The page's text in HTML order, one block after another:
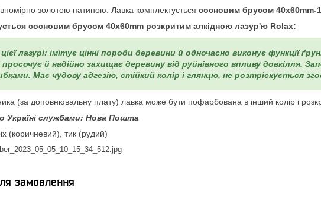
золотою патиною. Лавка комплектується сосновим брусом 40х60mm-
сосновим брусом 40х60mm розкритим алкідною лазур'ю Rolax:
лазурі: імітує цінні породи деревини й одночасно виконує функції
й надійно захищає деревину від руйнівного впливу довкілля.
Має чудову адгезію, стійкий колір і глянцю, не розтріскується
(за доповнювальну плату) лавка може бути пофарбована в інший колір і
Україні службами: Нова Пошта
(коричневий), тик (рудий)
замовлення